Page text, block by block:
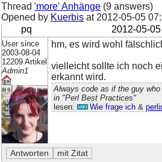
Thread 'more' Anhänge (9 answers)
Opened by Kuerbis at 2012-05-05
pq
2012-05-
User since
2003-08-04
12209 Artikel
Admin1
hm, es wird wohl
vielleicht sollte ich noch
erkannt wird.
Always code as if the guy
in "Perl Best Practices"
lesen:
Wie frage ich &